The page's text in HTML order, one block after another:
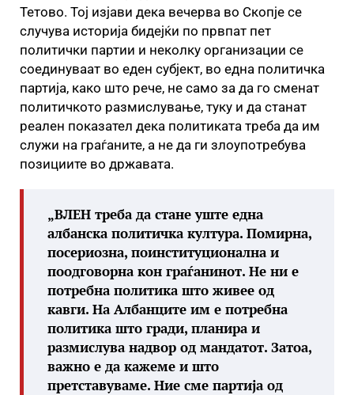
Тетово. Тој изјави дека вечерва во Скопје се
случува историја бидејќи по првпат пет
политички партии и неколку организации се
соединуваат во еден субјект, во една политичка
партија, како што рече, не само за да го сменат
политичкото размислување, туку и да станат
реален показател дека политиката треба да им
служи на граѓаните, а не да ги злоупотребува
позициите во државата.
„ВЛЕН треба да стане уште една
албанска политичка култура. Помирна,
посериозна, поинституционална и
поодговорна кон граѓанинот. Не ни е
потребна политика што живее од
кавги. На Албанците им е потребна
политика што гради, планира и
размислува надвор од мандатот. Затоа,
важно е да кажеме и што
претставуваме. Ние сме партија од